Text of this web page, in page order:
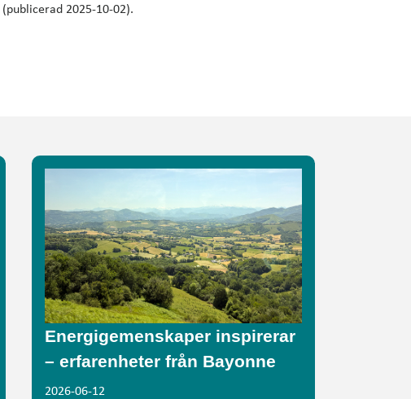
(publicerad 2025-10-02).
Energigemenskaper inspirerar
– erfarenheter från Bayonne
2026-06-12